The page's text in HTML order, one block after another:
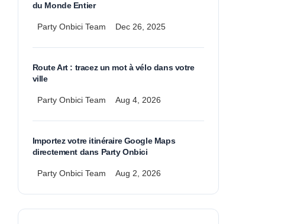
du Monde Entier
Party Onbici Team Dec 26, 2025
Route Art : tracez un mot à vélo dans votre
ville
Party Onbici Team Aug 4, 2026
Importez votre itinéraire Google Maps
directement dans Party Onbici
Party Onbici Team Aug 2, 2026